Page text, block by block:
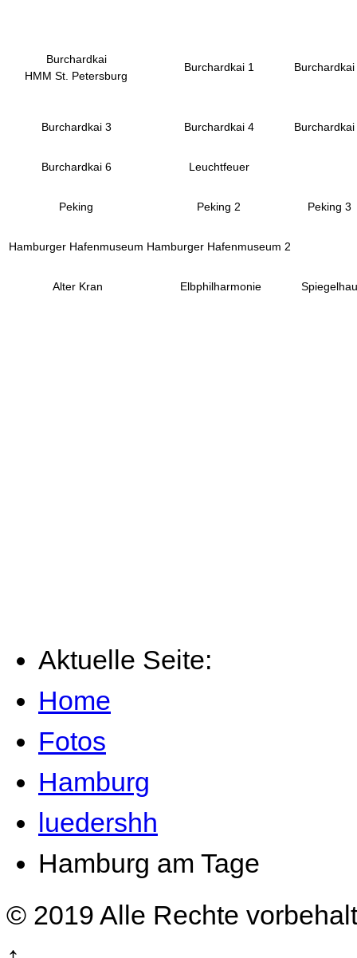
Burchardkai
HMM St. Petersburg
Burchardkai 1 Burchardkai
Burchardkai 3 Burchardkai 4 Burchardkai
Burchardkai 6 Leuchtfeuer
Peking Peking 2 Peking 3
Hamburger Hafenmuseum Hamburger Hafenmuseum 2
Alter Kran Elbphilharmonie
Aktuelle Seite:
Home
Fotos
Hamburg
luedershh
Hamburg am Tage
© 2019 Alle Rechte